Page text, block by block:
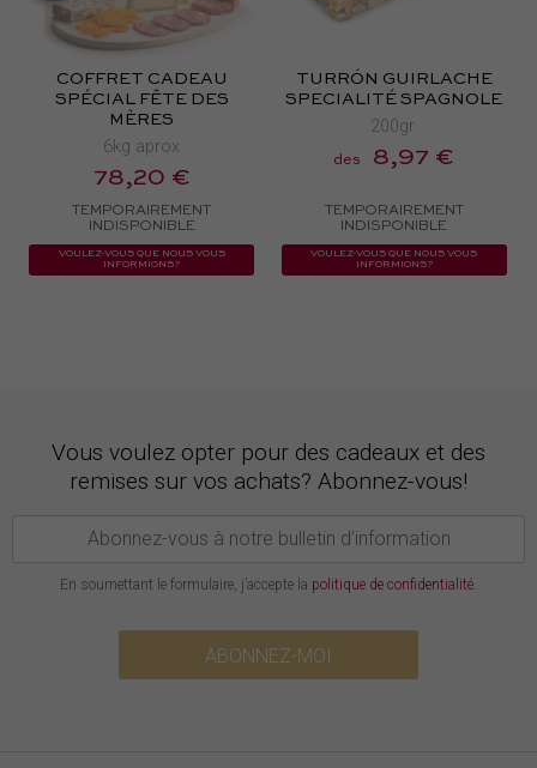
COFFRET CADEAU
SPÉCIAL FÊTE DES
MÈRES
6kg aprox
78,20 €
TEMPORAIREMENT
INDISPONIBLE
VOULEZ-VOUS QUE NOUS VOUS
INFORMIONS?
TURRÓN GUIRLACHE
SPECIALITÉ SPAGNOLE
200gr.
des 8,97 €
TEMPORAIREMENT
INDISPONIBLE
VOULEZ-VOUS QUE NOUS VOUS
INFORMIONS?
Vous voulez opter pour des cadeaux et des
remises sur vos achats? Abonnez-vous!
En soumettant le formulaire, j’accepte la politique de confidentialité
ABONNEZ-MOI